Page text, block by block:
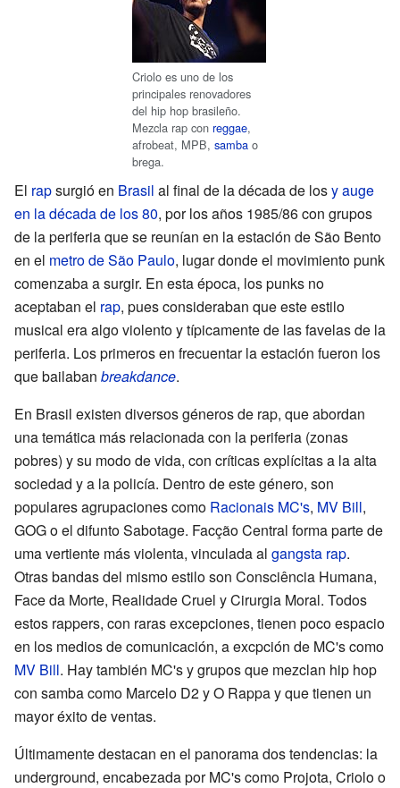
Criolo es uno de los
principales renovadores
del hip hop brasileño.
Mezcla rap con reggae,
afrobeat, MPB, samba o
brega.
El rapsurgió en Brasil al final de la década de losy auge
en la década de los 80, por los años 1985/86 con grupos
de la periferia que se reunían en la estación de São Bento
en el metro de São Paulo, lugar donde el movimiento punk
comenzaba a surgir. En esta época, los punks no
aceptaban el rap, pues consideraban que este estilo
musical era algo violento y típicamente de las favelas de la
periferia. Los primeros en frecuentar la estación fueron los
que bailaban breakdance.
En Brasil existen diversos géneros de rap, que abordan
una temática más relacionada con la periferia (zonas
pobres) y su modo de vida, con críticas explícitas a la alta
sociedad y a la policía. Dentro de este género, son
populares agrupaciones como Racionais MC's, MV Bill,
GOG o el difunto Sabotage. Facção Central forma parte de
uma vertiente más violenta, vinculada al gangsta rap.
Otras bandas del mismo estilo son Consciência Humana,
Face da Morte, Realidade Cruel y Cirurgia Moral. Todos
estos rappers, con raras excepciones, tienen poco espacio
en los medios de comunicación, a excpción de MC's como
MV Bill. Hay también MC's y grupos que mezclan hip hop
con samba como Marcelo D2 y O Rappa y que tienen un
mayor éxito de ventas.
Últimamente destacan en el panorama dos tendencias: la
underground, encabezada por MC's como Projota, Criolo o